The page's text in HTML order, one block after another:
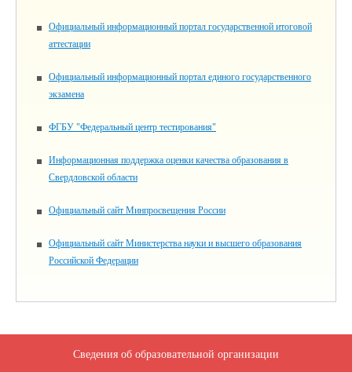
Официальный информационный портал государственной итоговой
аттестации
Официальный информационный портал единого государственного
экзамена
ФГБУ "Федеральный центр тестирования"
Информационная поддержка оценки качества образования в
Свердловской области
Официальный сайт Минпросвещения России
Официальный сайт Министерства науки и высшего образования
Российской Федерации
Сведения об образовательной организации